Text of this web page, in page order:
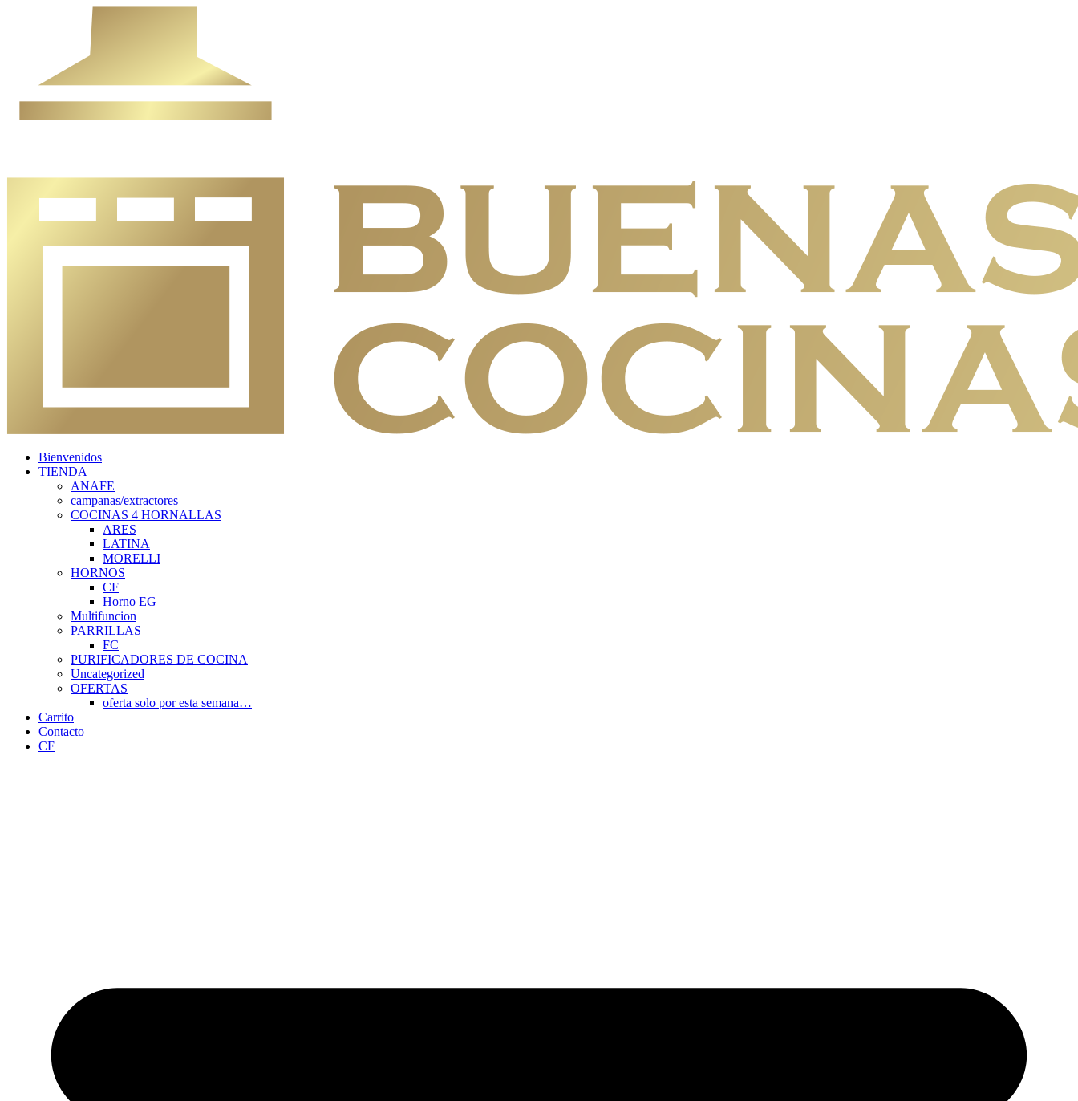
Bienvenidos
TIENDA
ANAFE
campanas/extractores
COCINAS 4 HORNALLAS
ARES
LATINA
MORELLI
HORNOS
CF
Horno EG
Multifuncion
PARRILLAS
FC
PURIFICADORES DE COCINA
Uncategorized
OFERTAS
oferta solo por esta semana…
Carrito
Contacto
CF